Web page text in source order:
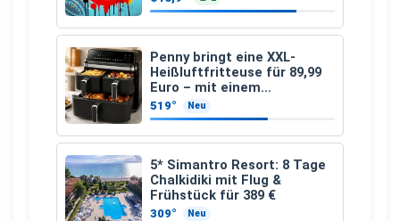
Penny bringt eine XXL-
Heißluftfritteuse für 89,99
Euro – mit einem
besonderen Vorteil
519° Neu
5* Simantro Resort: 8 Tage
Chalkidiki mit Flug &
Frühstück für 389 €
309° Neu